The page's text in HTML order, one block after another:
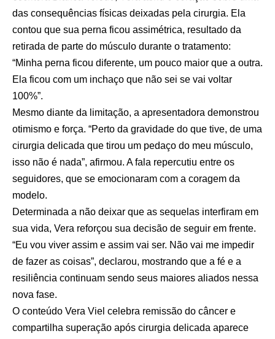
das consequências físicas deixadas pela cirurgia. Ela
contou que sua perna ficou assimétrica, resultado da
retirada de parte do músculo durante o tratamento:
“Minha perna ficou diferente, um pouco maior que a outra.
Ela ficou com um inchaço que não sei se vai voltar
100%”.
Mesmo diante da limitação, a apresentadora demonstrou
otimismo e força. “Perto da gravidade do que tive, de uma
cirurgia delicada que tirou um pedaço do meu músculo,
isso não é nada”, afirmou. A fala repercutiu entre os
seguidores, que se emocionaram com a coragem da
modelo.
Determinada a não deixar que as sequelas interfiram em
sua vida, Vera reforçou sua decisão de seguir em frente.
“Eu vou viver assim e assim vai ser. Não vai me impedir
de fazer as coisas”, declarou, mostrando que a fé e a
resiliência continuam sendo seus maiores aliados nessa
nova fase.
O conteúdo Vera Viel celebra remissão do câncer e
compartilha superação após cirurgia delicada aparece